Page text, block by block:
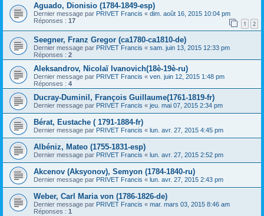
Aguado, Dionisio (1784-1849-esp)
Dernier message par PRIVET Francis « dim. août 16, 2015 10:04 pm
Réponses : 17 1 2
Seegner, Franz Gregor (ca1780-ca1810-de)
Dernier message par PRIVET Francis « sam. juin 13, 2015 12:33 pm
Réponses : 2
Aleksandrov, Nicolaï Ivanovich(18è-19è-ru)
Dernier message par PRIVET Francis « ven. juin 12, 2015 1:48 pm
Réponses : 4
Ducray-Duminil, François Guillaume(1761-1819-fr)
Dernier message par PRIVET Francis « jeu. mai 07, 2015 2:34 pm
Bérat, Eustache ( 1791-1884-fr)
Dernier message par PRIVET Francis « lun. avr. 27, 2015 4:45 pm
Albéniz, Mateo (1755-1831-esp)
Dernier message par PRIVET Francis « lun. avr. 27, 2015 2:52 pm
Akcenov (Aksyonov), Semyon (1784-1840-ru)
Dernier message par PRIVET Francis « lun. avr. 27, 2015 2:43 pm
Weber, Carl Maria von (1786-1826-de)
Dernier message par PRIVET Francis « mar. mars 03, 2015 8:46 am
Réponses : 1